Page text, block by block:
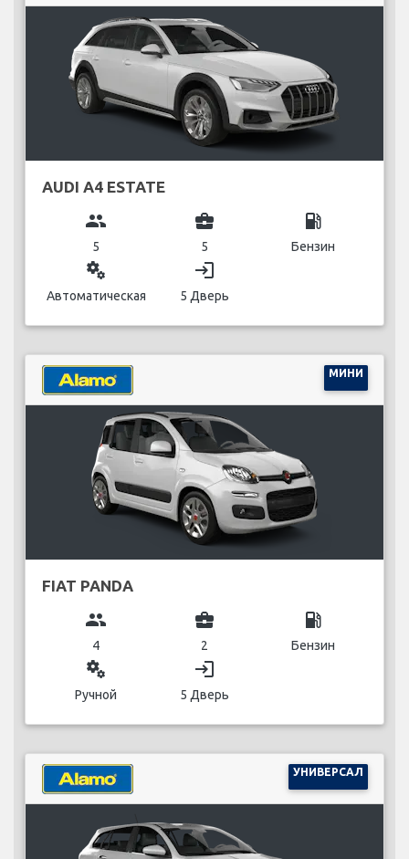
AUDI A4 ESTATE
group
5
business_center
5
local_gas_station
Бензин
miscellaneous_services
Автоматическая
login
5 Дверь
МИНИ
FIAT PANDA
group
4
business_center
2
local_gas_station
Бензин
miscellaneous_services
Ручной
login
5 Дверь
УНИВЕРСАЛ